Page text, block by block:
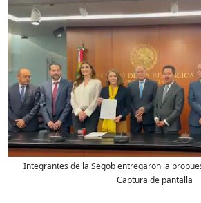
Integrantes de la Segob entregaron la
Captura de pantalla